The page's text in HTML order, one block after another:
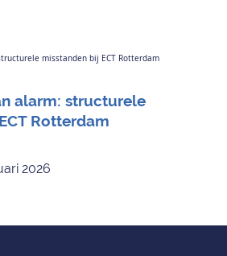
alarm: structurele
Rotterdam
2026